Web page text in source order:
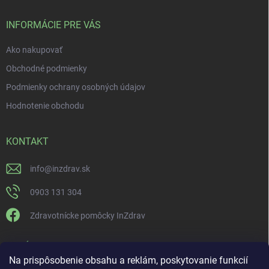
Na prispôsobenie obsahu a reklám, poskytovanie funkcií
INFORMÁCIE PRE VÁS
Ako nakupovať
Obchodné podmienky
Podmienky ochrany osobných údajov
Hodnotenie obchodu
KONTAKT
info@inzdrav.sk
0903 131 304
Zdravotnícke pomôcky InZdrav